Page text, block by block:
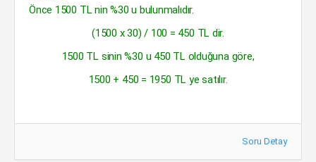
Önce 1500 TL nin %30 u bulunmalıdır.
(1500 x 30) / 100 = 450 TL dir.
1500 TL sinin %30 u 450 TL olduğuna göre,
1500 + 450 = 1950 TL ye satılır.
Soru Detay